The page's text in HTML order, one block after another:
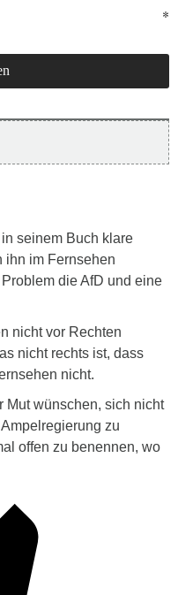
seinem Buch klare
ihn im Fernsehen
die AfD und eine
nicht vor Rechten
nicht rechts ist, dass
nicht.
Mut wünschen, sich nicht
zu
offen zu benennen, wo